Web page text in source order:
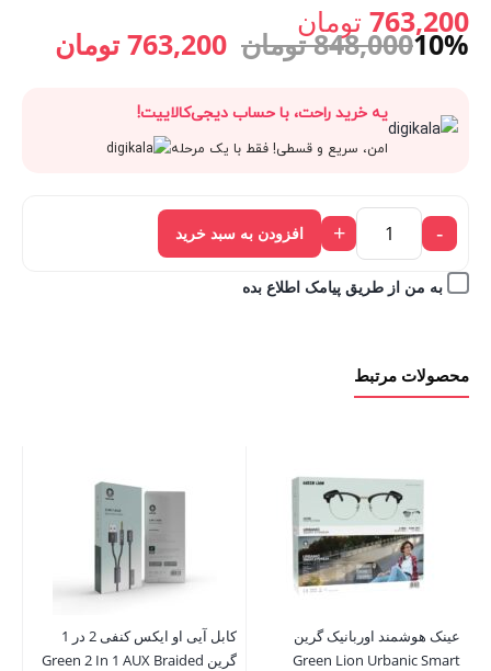
اصلی:
بود.
763,200 تومان
فعلی:
10%
848,000 تومان قیمت
اصلی:
848,000 تومان
بود.
763,200 تومان
یه خرید راحت، با حساب دیجی‌کالاییت!
امن، سریع و قسطی! فقط با یک مرحله
-
+ افزودن به سبد خرید
به من از طریق پیامک اطلاع بده
محصولات مرتبط
عینک هوشمند اوربانیک گرین
Green Lion Urbanic Smart
کابل آیی او ایکس کنفی 2 در 1
گرین Green 2 In 1 AUX Braided